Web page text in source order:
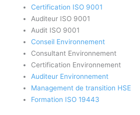
Certification ISO 9001
Auditeur ISO 9001
Audit ISO 9001
Conseil Environnement
Consultant Environnement
Certification Environnement
Auditeur Environnement
Management de transition HSE
Formation ISO 19443